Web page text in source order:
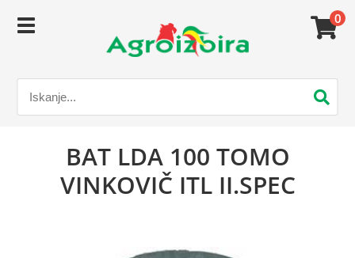
0
BAT LDA 100 TOMO
VINKOVIČ ITL II.SPEC